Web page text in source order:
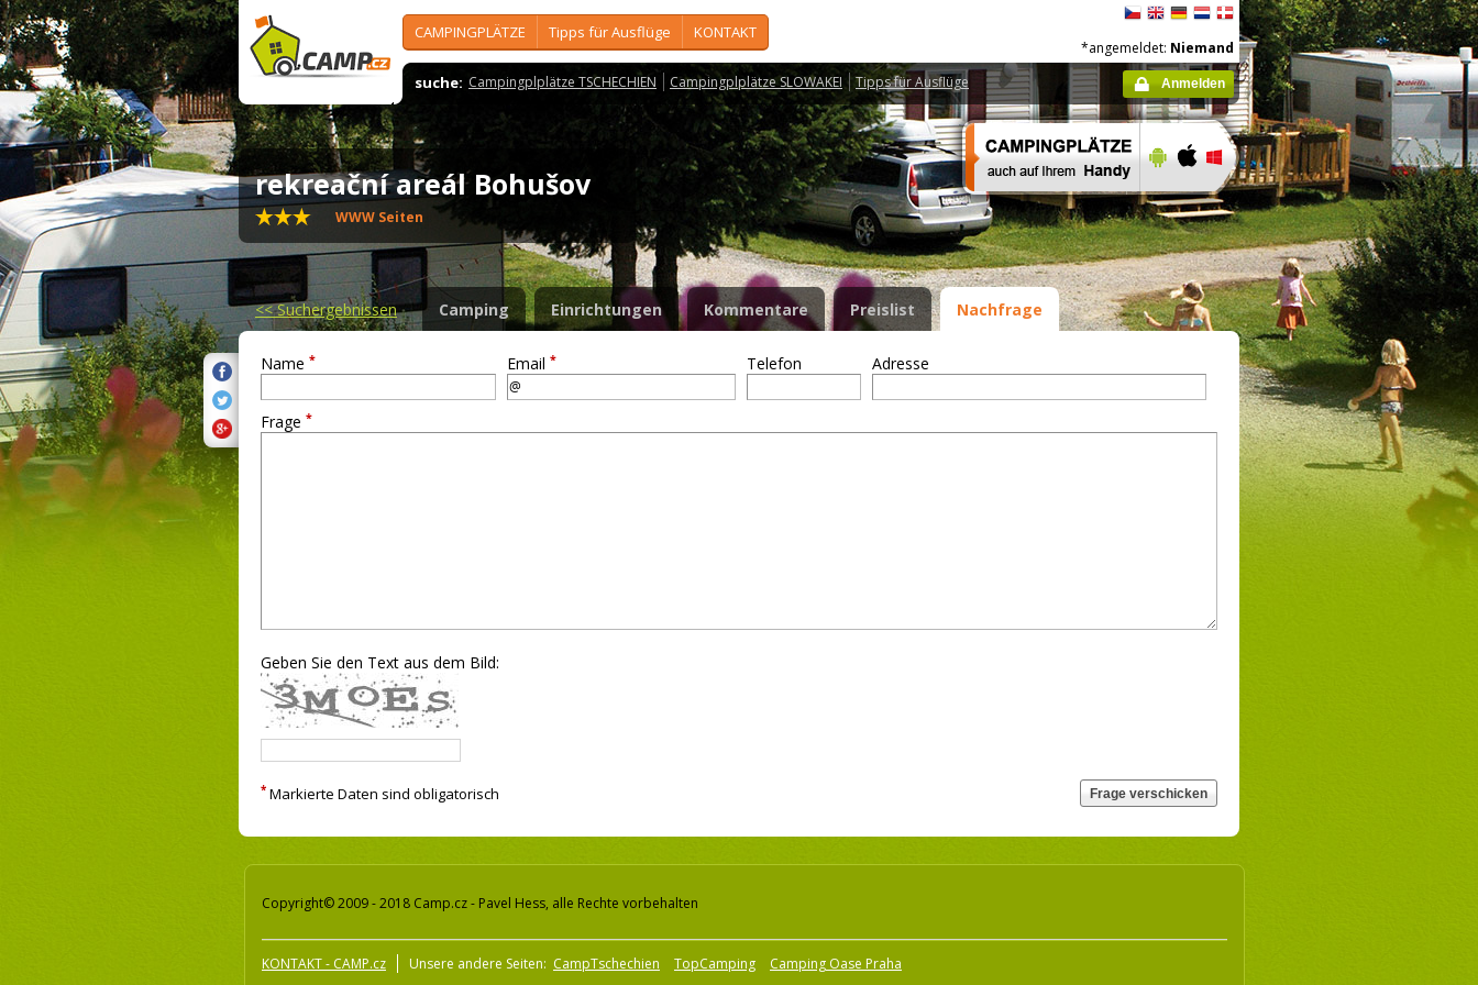
CAMPINGPLÄTZE Tipps für Ausflüge KONTAKT
suche: Campingplplätze TSCHECHIEN Campingplplätze SLOWAKEI Tipps für Ausflüge
*angemeldet: Niemand
Anmelden
rekreační areál Bohušov
WWW Seiten
<<Suchergebnissen Camping Einrichtungen Kommentare Preislist Nachfrage
Name * Email * Telefon Adresse
Frage *
Geben Sie den Text aus dem Bild:
* Markierte Daten sind obligatorisch
Copyright© 2009 - 2018 Camp.cz - Pavel Hess, alle Rechte vorbehalten
KONTAKT - CAMP.cz Unsere andere Seiten: CampTschechien TopCamping Camping Oase Praha